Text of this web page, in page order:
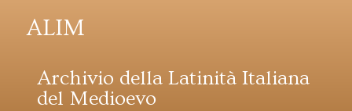
ALIM
Archivio della Latinità Italiana
del Medioevo